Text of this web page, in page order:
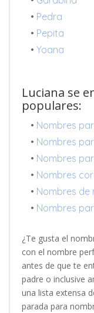
• Pedra
• Pepita
• Yoana
Luciana se
populares:
• Nombres
• Nombres
• Nombres
• Nombres
• Nombres de
• Nombres
¿Te gusta el
con el nombre
antes de que te
padre o inclusive
una lista extensa
parada para